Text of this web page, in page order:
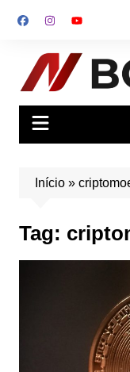
para
conteúdo
Início»
Tag: